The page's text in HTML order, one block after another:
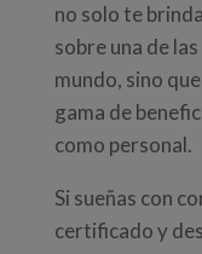
no solo te
sobre una de
mundo, sino
gama de
como personal.
Si sueñas con
certificado y